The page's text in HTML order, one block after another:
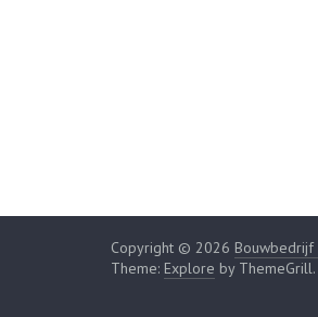
Copyright © 2026 Bouwbedrijf
Theme: Explore by